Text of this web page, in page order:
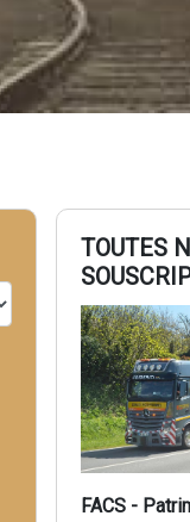
TOUTES
FACS -